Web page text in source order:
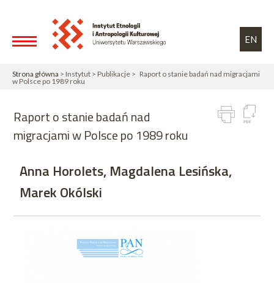
EN
Strona główna > Instytut > Publikacje > Raport o stanie badań nad migracjami
w Polsce po 1989 roku
Raport o stanie badań nad
migracjami w Polsce po 1989 roku
Anna Horolets, Magdalena Lesińska,
Marek Okólski